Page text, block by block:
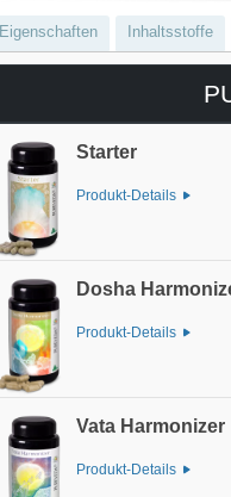
Eigenschaften Inhaltsstoffe
Starter
Produkt-Details
Dosha
Produkt-Details
Vata Harmonizer
Produkt-Details